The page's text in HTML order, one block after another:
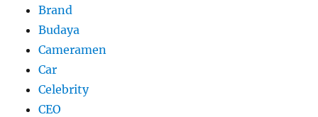
Brand
Budaya
Cameramen
Car
Celebrity
CEO